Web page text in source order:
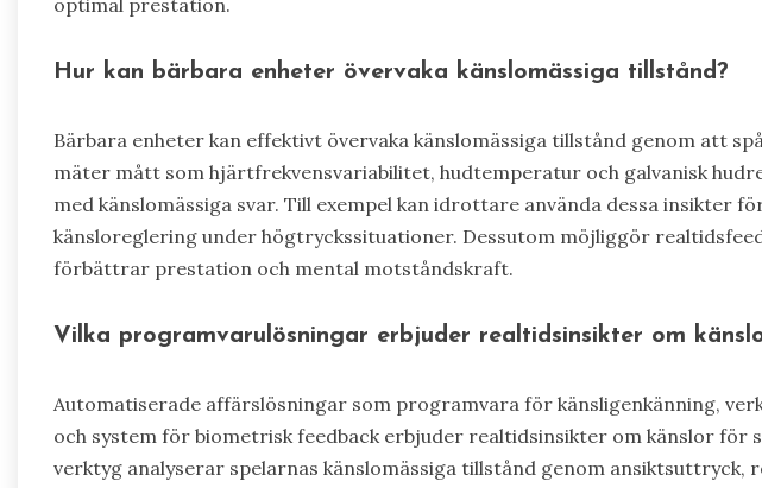
Hur kan bärbara enheter övervaka känslomässiga tillstånd?
Bärbara enheter kan effektivt övervaka känslomässiga tillstånd genom att
mäter mått som hjärtfrekvensvariabilitet, hudtemperatur och galvanisk
med känslomässiga svar. Till exempel kan idrottare använda dessa insikter
känsloreglering under högtryckssituationer. Dessutom möjliggör
förbättrar prestation och mental motståndskraft.
Vilka programvarulösningar erbjuder realtidsinsikter om
Automatiserade affärslösningar som programvara för känsligenkänning,
och system för biometrisk feedback erbjuder realtidsinsikter om känslor för
verktyg analyserar spelarnas känslomässiga tillstånd genom ansiktsuttryck,